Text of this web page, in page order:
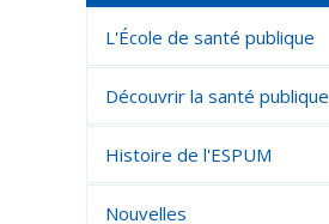
L'École de santé publique
Découvrir la santé publique
Histoire de l'ESPUM
Nouvelles